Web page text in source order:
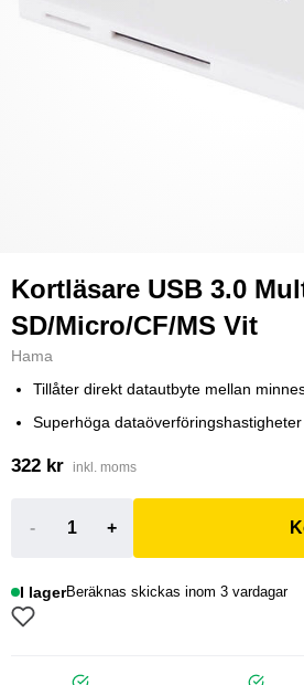
Kortläsare USB 3.0
SD/Micro/CF/MS Vit
Hama
Tillåter direkt datautbyte mellan
Superhöga
322 kr inkl. moms
- +
I lagerBeräknas skickas inom 3 vardagar